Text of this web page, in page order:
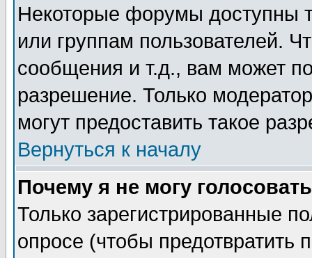
Некоторые форумы доступны
или группам пользователей.
сообщения и т.д., вам может
разрешение. Только
могут предоставить такое
Вернуться к началу
Почему я не могу
Только зарегистрированные
опросе (чтобы предотвратить